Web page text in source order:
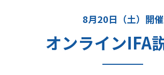
8月20日（土）開催
オンラインIFA